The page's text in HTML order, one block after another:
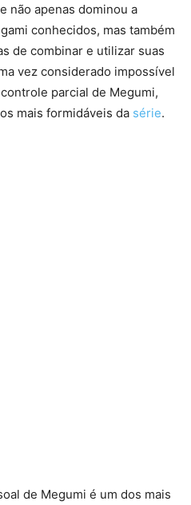
não apenas dominou a
conhecidos, mas também
de combinar e utilizar suas
vez considerado impossível
parcial de Megumi,
mais formidáveis da série.
de Megumi é um dos mais